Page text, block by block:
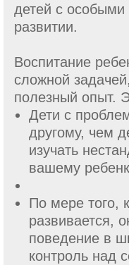
детей с особыми
развитии.
Воспитание
сложной
полезный опыт.
Дети с
другому, чем
изучать
вашему
По мере того,
развивается,
поведение в
контроль над